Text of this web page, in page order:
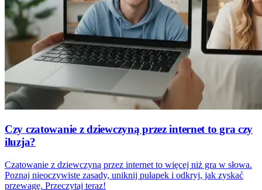
Czy czatowanie z dziewczyną przez internet to gra czy
iluzja?
Czatowanie z dziewczyną przez internet to więcej niż gra w słowa.
Poznaj nieoczywiste zasady, uniknij pułapek i odkryj, jak zyskać
przewagę. Przeczytaj teraz!